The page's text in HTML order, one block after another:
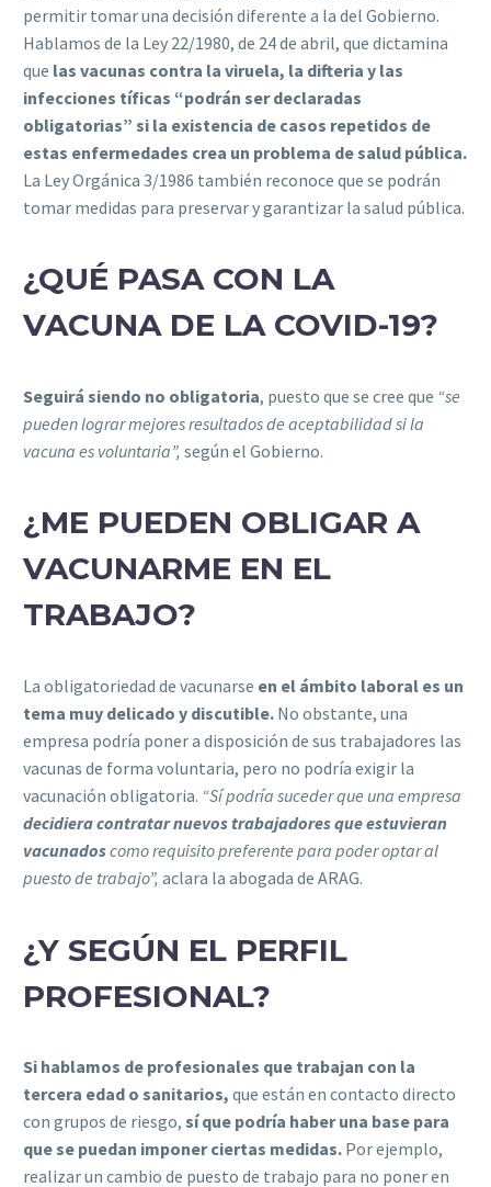
permitir tomar una decisión diferente a la del Gobierno.
Hablamos de la Ley 22/1980, de 24 de abril, que dictamina
que las vacunas contra la viruela, la difteria y las
infecciones tíficas “podrán ser declaradas
obligatorias” si la existencia de casos repetidos de
estas enfermedades crea un problema de salud pública.
La Ley Orgánica 3/1986 también reconoce que se podrán
tomar medidas para preservar y garantizar la salud pública.
¿QUÉ PASA CON LA
VACUNA DE LA COVID-19?
Seguirá siendo no obligatoria, puesto que se cree que “se
pueden lograr mejores resultados de aceptabilidad si la
vacuna es voluntaria”, según el Gobierno.
¿ME PUEDEN OBLIGAR A
VACUNARME EN EL
TRABAJO?
La obligatoriedad de vacunarse en el ámbito laboral es un
tema muy delicado y discutible. No obstante, una
empresa podría poner a disposición de sus trabajadores las
vacunas de forma voluntaria, pero no podría exigir la
vacunación obligatoria. “Sí podría suceder que una empresa
decidiera contratar nuevos trabajadores que estuvieran
vacunadoscomo requisito preferente para poder optar al
puesto de trabajo”, aclara la abogada de ARAG.
¿Y SEGÚN EL PERFIL
PROFESIONAL?
Si hablamos de profesionales que trabajan con la
tercera edad o sanitarios, que están en contacto directo
con grupos de riesgo, sí que podría haber una base para
que se puedan imponer ciertas medidas. Por ejemplo,
realizar un cambio de puesto de trabajo para no poner en